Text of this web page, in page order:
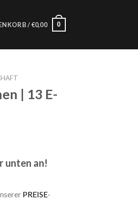
/€0,00 0
| 13 E-
unten an!
PREISE-